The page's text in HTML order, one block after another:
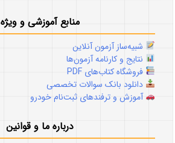
منابع آموزشی و ویژه
شبیه‌ساز آزمون آنلاین
نتایج و کارنامه آزمون‌ها
فروشگاه کتاب‌های PDF
دانلود بانک سوالات تخصصی
آموزش و ترفندهای ثبت‌نام خودرو
درباره ما و قوانین